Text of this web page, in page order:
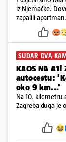
iz Njemačke.
zapalili
SUDAR DVA
KAOS NA
autocestu:
oko 9 km...'
Na 10. kilometru
Zagreba duga je